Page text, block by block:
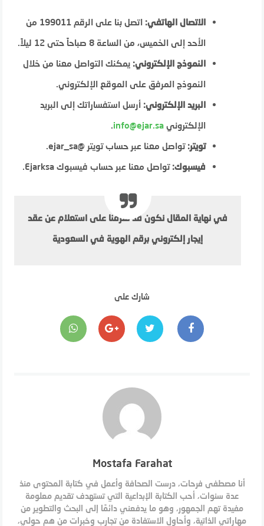
الاتصال الهاتفي:
اتصل بنا على الرقم 199011 من
الأحد إلى الخميس، من الساعة 8 صباحاً حتى 12 ليلاً.
النموذج الإلكتروني: يمكنك التواصل معنا من خلال
النموذج المرفق على الموقع الإلكتروني.
البريد الإلكتروني: أرسل استفساراتك إلى البريد
الإلكترونيinfo@ejar.sa
.
تويتر: تواصل معنا عبر حساب تويتر @ejar_sa.
فيسبوك: تواصل معنا عبر حساب فيسبوك Ejarksa.
في نهاية المقال نكون قد تعرفنا على استعلام عن عقد
إيجار إلكتروني برقم الهوية في السعودية
شارك على
Mostafa Farahat
أنا مصطفى فرحات، درست الصحافة وأعمل في كتابة المحتوى منذ
عدة سنوات، أحب الكتابة الإبداعية التي تستهدف تقديم معلومة
مفيدة تهم الجمهور، وهو ما يدفعني دائمًا إلى البحث والتطوير من
مهاراتي الذاتية، وأحاول الاستفادة من تجارب وخبرات من هم حولي،